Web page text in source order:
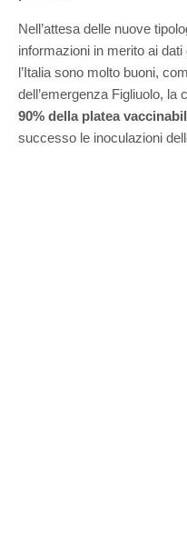
Nell’attesa delle nuove
informazioni in merito ai
l’Italia sono molto buoni,
dell’emergenza Figliuolo, la
90% della platea
successo le inoculazioni